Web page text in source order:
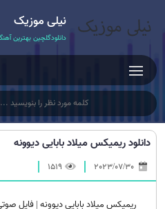
نیلی موزیک
دانلودگلچین بهترین
دانلود ریمیکس میلاد بابایی دیوونه
1519
ریمیکس میلاد بابایی دیوونه | فایل